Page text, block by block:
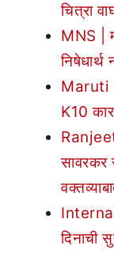
चित्रा
MNS |
Maruti
K10
सावरकर
दिनाची